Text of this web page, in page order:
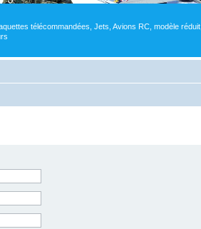
télécommandées, Jets, Avions RC, modèle réduit,